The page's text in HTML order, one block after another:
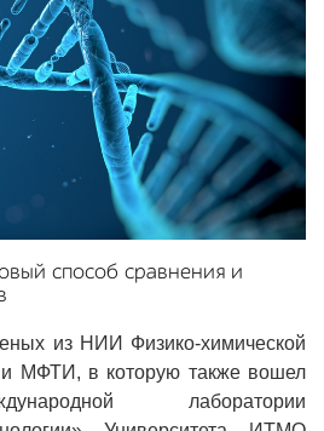
способ сравнения и
из НИИ Физико-химической
МФТИ, в которую также вошел
лаборатории